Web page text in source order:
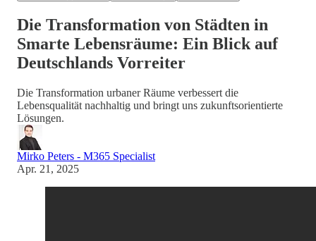
Die Transformation von Städten in
Smarte Lebensräume: Ein Blick auf
Deutschlands Vorreiter
Die Transformation urbaner Räume verbessert die
Lebensqualität nachhaltig und bringt uns zukunftsorientierte
Lösungen.
Mirko Peters - M365 Specialist
Apr. 21, 2025